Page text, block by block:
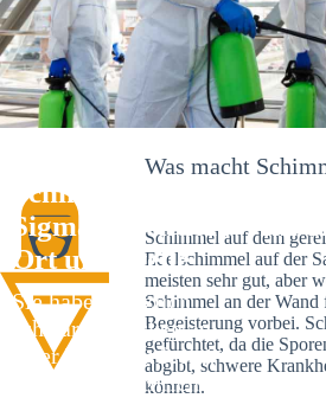
Schimmelexperte in
Sigmaringendorf – Ihr
Ort und Stelle
Sie haben kürzlich
schwarze Flecken an
Ihrer Wand entdeckt?
Schlechte Nachrichten:
Was macht
Schimmel auf dem
Edelschimmel auf der
meisten sehr gut, aber
Schimmel an der Wand
Begeisterung vorbei.
gefürchtet, da die
abgibt, schwere
können.